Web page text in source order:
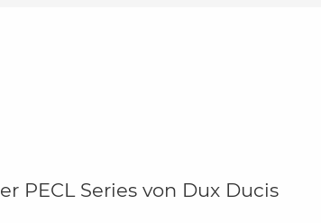
PECL Series von Dux Ducis